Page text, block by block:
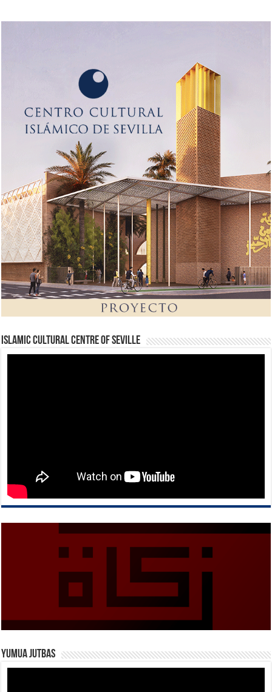
Islamic Cultural Centre of Seville
Yumua Jutbas